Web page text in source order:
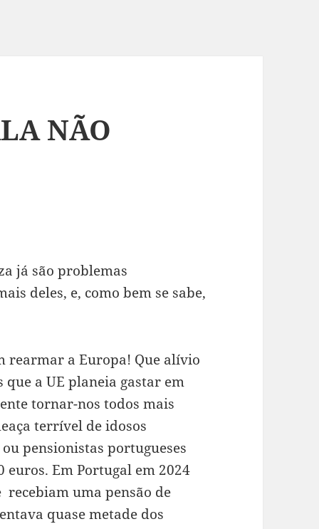
NÃO
já são problemas
deles, e, como bem se sabe,
rearmar a Europa! Que alívio
a UE planeia gastar em
tornar-nos todos mais
terrível de idosos
pensionistas portugueses
euros. Em Portugal em 2024
uma pensão de
quase metade dos